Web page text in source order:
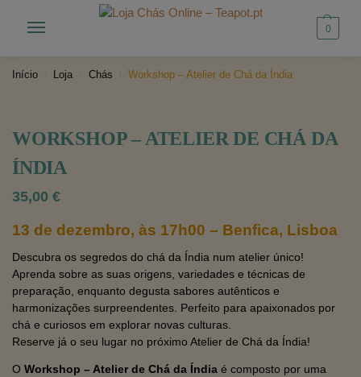
0
Início / Loja / Chás / Workshop – Atelier de Chá da Índia
WORKSHOP – ATELIER DE CHÁ DA
ÍNDIA
35,00 €
13 de dezembro, às 17h00 – Benfica, Lisboa
Descubra os segredos do chá da Índia num atelier único!
Aprenda sobre as suas origens, variedades e técnicas de
preparação, enquanto degusta sabores autênticos e
harmonizações surpreendentes. Perfeito para apaixonados por
chá e curiosos em explorar novas culturas.
Reserve já o seu lugar no próximo Atelier de Chá da Índia!
O Workshop – Atelier de Chá da Índia é composto por uma